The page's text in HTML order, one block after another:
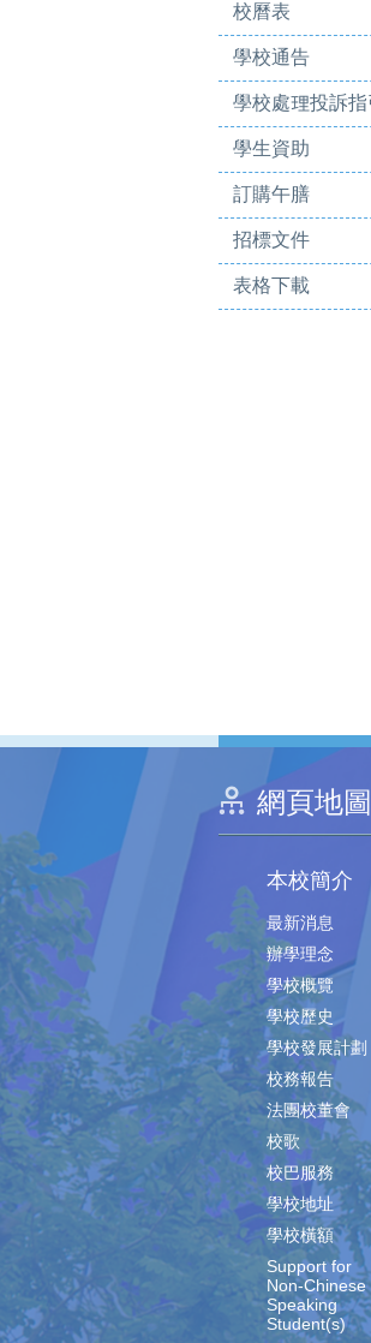
校曆表
學校通告
學校處理投訴指
學生資助
訂購午膳
招標文件
表格下載
網頁地圖
本校簡介
最新消息
辦學理念
學校概覽
學校歷史
學校發展計劃
校務報告
法團校董會
校歌
校巴服務
學校地址
學校橫額
Support for
Non-Chinese
Speaking
Student(s)